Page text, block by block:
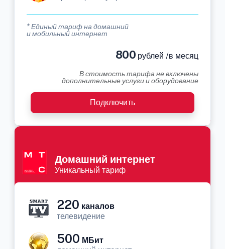
* Единый тариф на домашний
и мобильный интернет
800 рублей /в месяц
В стоимость тарифа не включены
дополнительные услуги и оборудование
Подключить
Домашний интернет
Уникальный тариф
220 каналов
телевидение
500 МБит